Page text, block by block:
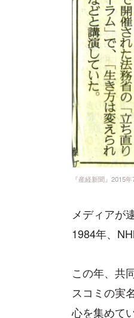
『産経新聞』2015
メディアが
1984年、
この年、共
スコミの実
心を集めて